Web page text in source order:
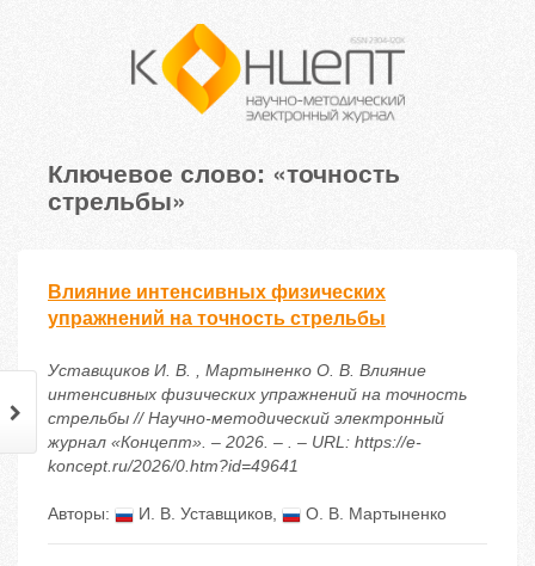
Ключевое слово: «точность
стрельбы»
Влияние интенсивных физических
упражнений на точность стрельбы
Уставщиков И. В. , Мартыненко О. В. Влияние
интенсивных физических упражнений на точность
стрельбы // Научно-методический электронный
журнал «Концепт». – 2026. – . – URL: https://e-
koncept.ru/2026/0.htm?id=49641
Авторы: И. В. Уставщиков, О. В. Мартыненко